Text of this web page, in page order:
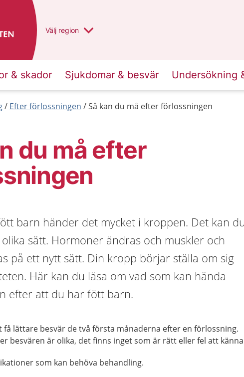
Du har valt region
Välj en annan
region
& skador Sjukdomar & besvär Undersökning
Efter förlossningen Så kan du må efter förlossningen
du må efter
barn händer det mycket i kroppen. Det kan du
sätt. Hormoner ändras och muskler och
på ett nytt sätt. Din kropp börjar ställa om sig
Här kan du läsa om vad som kan hända
efter att du har fött barn.
få lättare besvär de två första månaderna efter en förlossning.
besvären är olika, det finns inget som är rätt eller fel att
som kan behöva behandling.